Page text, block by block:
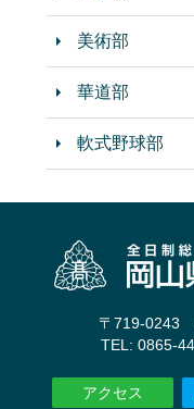
美術部
華道部
軟式野球部
〒719-0243
TEL: 0865-
アクセス